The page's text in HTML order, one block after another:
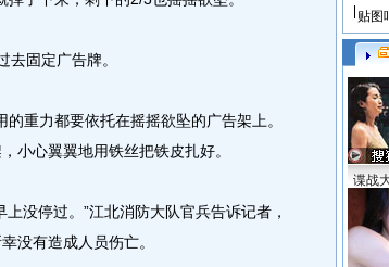
固定广告牌。
力都要依托在摇摇欲坠的广告架上。
小心翼翼地用铁丝把铁皮扎好。
停过。”江北消防大队官兵告诉记者，
没有造成人员伤亡。
贴图
谍战